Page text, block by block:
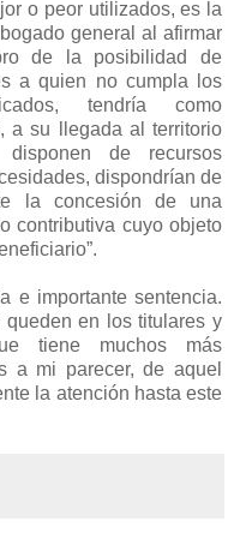
o peor utilizados, es la
general al afirmar
de la posibilidad de
a quien no cumpla los
tendría como
a su llegada al territorio
de recursos
dispondrían de
la concesión de una
contributiva cuyo objeto
e importante sentencia.
en los titulares y
tiene muchos más
a mi parecer, de aquel
la atención hasta este